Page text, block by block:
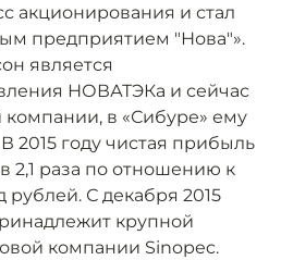
акционирования и стал
предприятием "Нова"».
является
НОВАТЭКа и сейчас
компании, в «Сибуре» ему
2015 году чистая прибыль
2,1 раза по отношению к
рублей. С декабря 2015
крупной
компании Sinopec.